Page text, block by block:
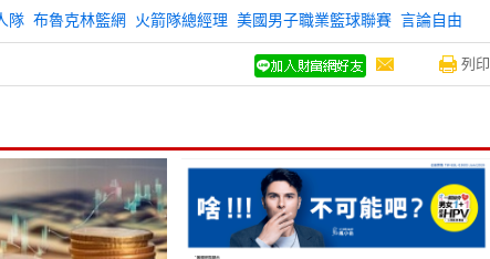
隊 布魯克林籃網 火箭隊總經理 美國男子職業籃球聯賽 言論自由
列印